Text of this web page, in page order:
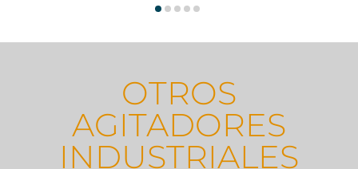
OTROS
AGITADORES
INDUSTRIALES